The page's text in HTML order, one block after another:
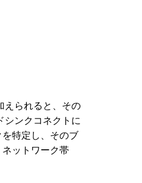
えられると、その
シンクコネクトに
特定し、そのブ
ットワーク帯